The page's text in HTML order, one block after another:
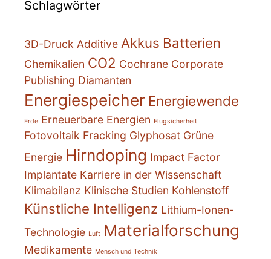
Schlagwörter
3D-Druck Additive Akkus Batterien
Chemikalien CO2 Cochrane Corporate
Publishing Diamanten
Energiespeicher Energiewende
Erde Erneuerbare Energien Flugsicherheit
Fotovoltaik Fracking Glyphosat Grüne
Energie Hirndoping Impact Factor
Implantate Karriere in der Wissenschaft
Klimabilanz Klinische Studien Kohlenstoff
Künstliche Intelligenz Lithium-Ionen-
Technologie Luft Materialforschung
Medikamente Mensch und Technik